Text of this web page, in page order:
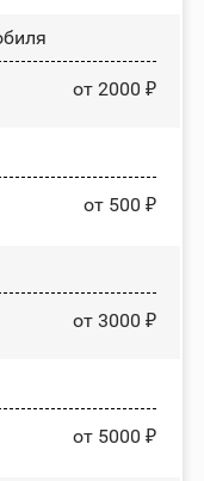
от 2000 ₽
от 500 ₽
от 3000 ₽
от 5000 ₽